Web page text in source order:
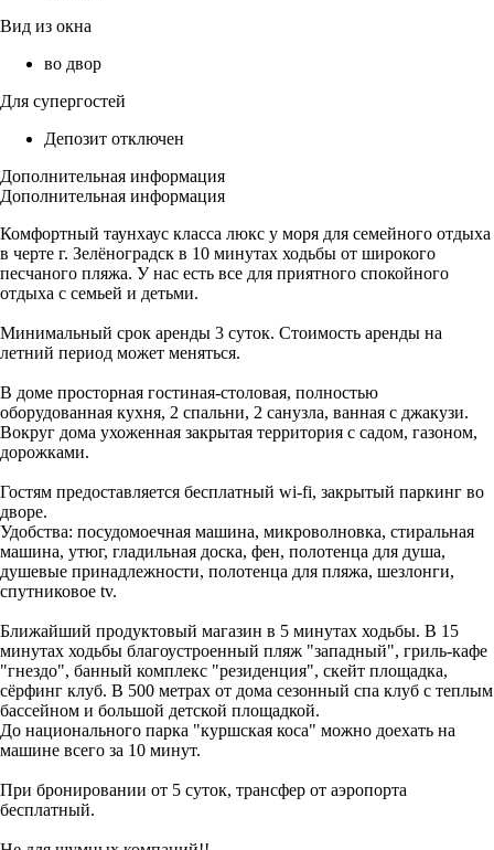
Вид из окна
во двор
Для супергостей
Депозит отключен
Дополнительная информация
Дополнительная информация
Комфортный таунхаус класса люкс у моря для семейного отдыха
в черте г. Зелёноградск в 10 минутах ходьбы от широкого
песчаного пляжа. У нас есть все для приятного спокойного
отдыха с семьей и детьми.
Минимальный срок аренды 3 суток. Стоимость аренды на
летний период может меняться.
В доме просторная гостиная-столовая, полностью
оборудованная кухня, 2 спальни, 2 санузла, ванная с джакузи.
Вокруг дома ухоженная закрытая территория с садом, газоном,
дорожками.
Гостям предоставляется бесплатный wi-fi, закрытый паркинг во
дворе.
Удобства: посудомоечная машина, микроволновка, стиральная
машина, утюг, гладильная доска, фен, полотенца для душа,
душевые принадлежности, полотенца для пляжа, шезлонги,
спутниковое tv.
Ближайший продуктовый магазин в 5 минутах ходьбы. В 15
минутах ходьбы благоустроенный пляж "западный", гриль-кафе
"гнездо", банный комплекс "резиденция", скейт площадка,
сёрфинг клуб. В 500 метрах от дома сезонный спа клуб с теплым
бассейном и большой детской площадкой.
До национального парка "куршская коса" можно доехать на
машине всего за 10 минут.
При бронировании от 5 суток, трансфер от аэропорта
бесплатный.